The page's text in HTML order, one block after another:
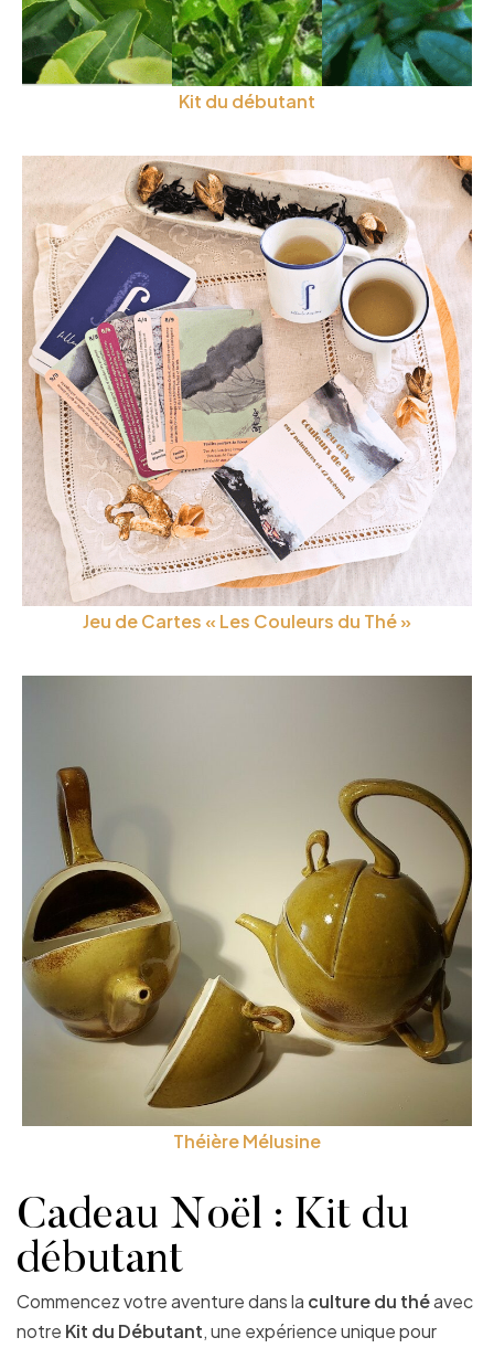
Kit du débutant
Jeu de Cartes « Les Couleurs du Thé »
Théière Mélusine
Cadeau Noël : Kit du
débutant
Commencez votre aventure dans la culture du théavec
notre Kit du Débutant, une expérience unique pour